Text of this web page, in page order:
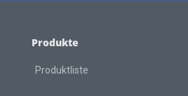
Produkte
Produktliste